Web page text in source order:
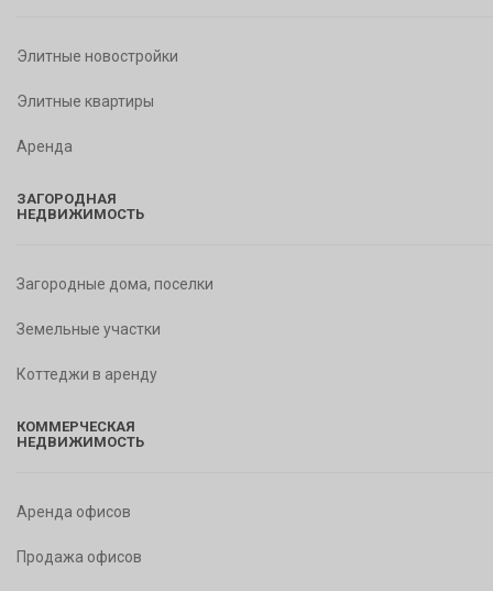
Элитные новостройки
Элитные квартиры
Аренда
ЗАГОРОДНАЯ
НЕДВИЖИМОСТЬ
Загородные дома, поселки
Земельные участки
Коттеджи в аренду
КОММЕРЧЕСКАЯ
НЕДВИЖИМОСТЬ
Аренда офисов
Продажа офисов